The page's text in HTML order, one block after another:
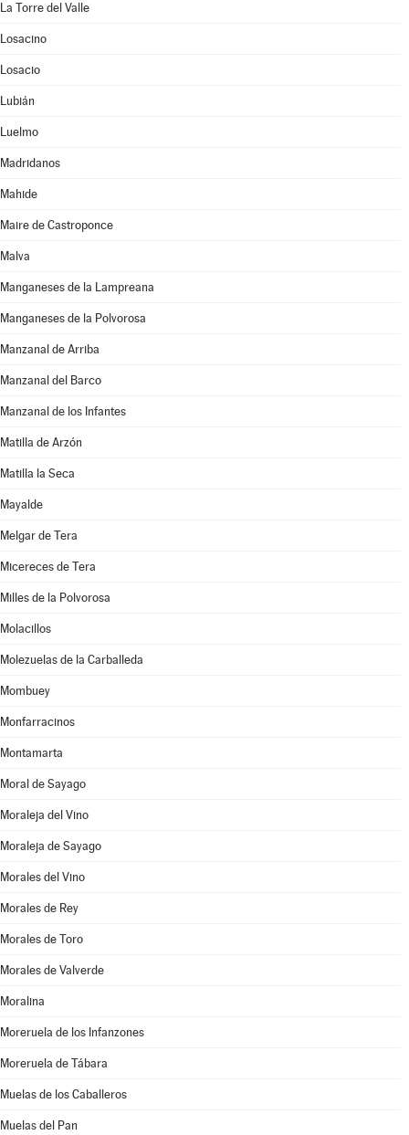
La Torre del Valle
Losacino
Losacio
Lubián
Luelmo
Madridanos
Mahide
Maire de Castroponce
Malva
Manganeses de la Lampreana
Manganeses de la Polvorosa
Manzanal de Arriba
Manzanal del Barco
Manzanal de los Infantes
Matilla de Arzón
Matilla la Seca
Mayalde
Melgar de Tera
Micereces de Tera
Milles de la Polvorosa
Molacillos
Molezuelas de la Carballeda
Mombuey
Monfarracinos
Montamarta
Moral de Sayago
Moraleja del Vino
Moraleja de Sayago
Morales del Vino
Morales de Rey
Morales de Toro
Morales de Valverde
Moralina
Moreruela de los Infanzones
Moreruela de Tábara
Muelas de los Caballeros
Muelas del Pan